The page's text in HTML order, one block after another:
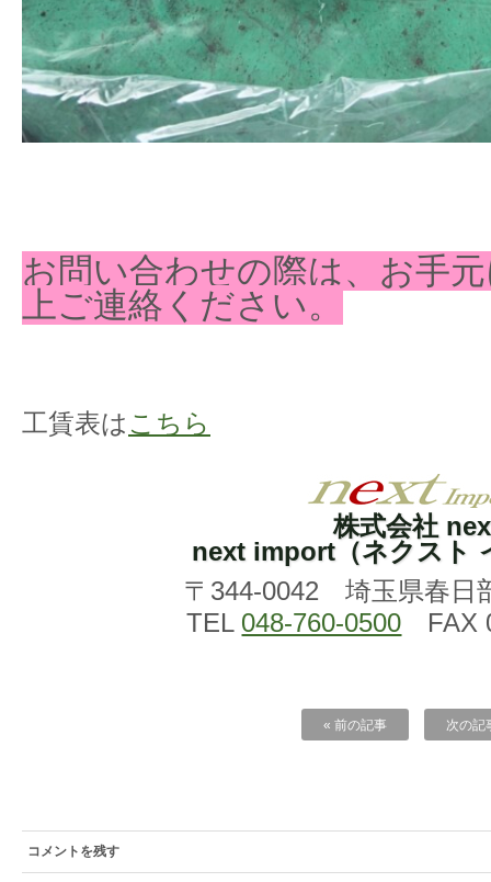
お問い合わせの際は、お手
上ご連絡ください。
工賃表は こちら
株式会社
next import（ネクスト
〒344-0042 埼玉県春日
TEL 048-760-0500 FAX
« 前の記事 次の記
コメントを残す